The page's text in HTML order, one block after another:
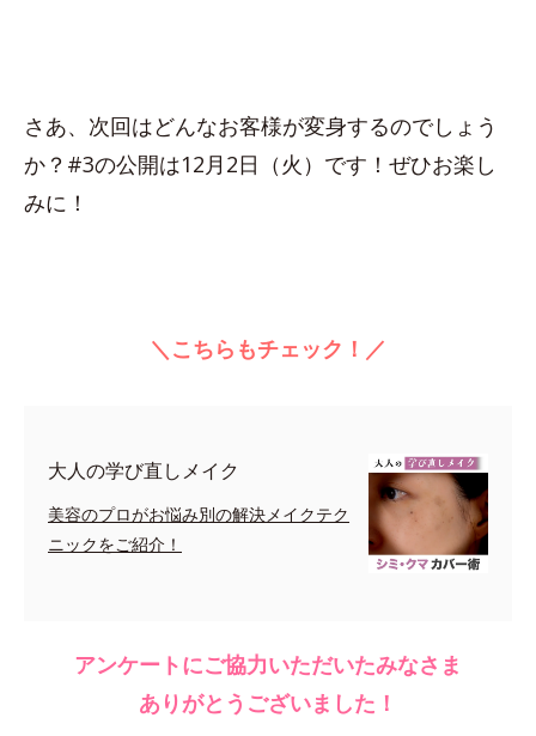
さあ、次回はどんなお客様が変身するのでしょう
か？#3の公開は12月2日（火）です！ぜひお楽し
みに！
＼こちらもチェック！／
大人の学び直しメイク
美容のプロがお悩み別の解決メイクテク
ニックをご紹介！
アンケートにご協力いただいたみなさま
ありがとうございました！